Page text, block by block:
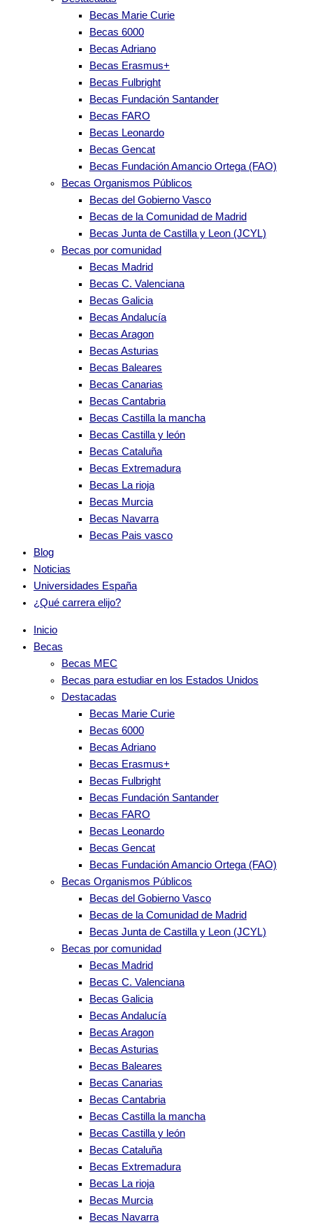
Becas Marie Curie
Becas 6000
Becas Adriano
Becas Erasmus+
Becas Fulbright
Becas Fundación Santander
Becas FARO
Becas Leonardo
Becas Gencat
Becas Fundación Amancio Ortega (FAO)
Becas Organismos Públicos
Becas del Gobierno Vasco
Becas de la Comunidad de Madrid
Becas Junta de Castilla y Leon (JCYL)
Becas por comunidad
Becas Madrid
Becas C. Valenciana
Becas Galicia
Becas Andalucía
Becas Aragon
Becas Asturias
Becas Baleares
Becas Canarias
Becas Cantabria
Becas Castilla la mancha
Becas Castilla y león
Becas Cataluña
Becas Extremadura
Becas La rioja
Becas Murcia
Becas Navarra
Becas Pais vasco
Blog
Noticias
Universidades España
¿Qué carrera elijo?
Inicio
Becas
Becas MEC
Becas para estudiar en los Estados Unidos
Destacadas
Becas Marie Curie
Becas 6000
Becas Adriano
Becas Erasmus+
Becas Fulbright
Becas Fundación Santander
Becas FARO
Becas Leonardo
Becas Gencat
Becas Fundación Amancio Ortega (FAO)
Becas Organismos Públicos
Becas del Gobierno Vasco
Becas de la Comunidad de Madrid
Becas Junta de Castilla y Leon (JCYL)
Becas por comunidad
Becas Madrid
Becas C. Valenciana
Becas Galicia
Becas Andalucía
Becas Aragon
Becas Asturias
Becas Baleares
Becas Canarias
Becas Cantabria
Becas Castilla la mancha
Becas Castilla y león
Becas Cataluña
Becas Extremadura
Becas La rioja
Becas Murcia
Becas Navarra